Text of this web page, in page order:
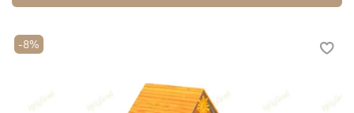
-8%